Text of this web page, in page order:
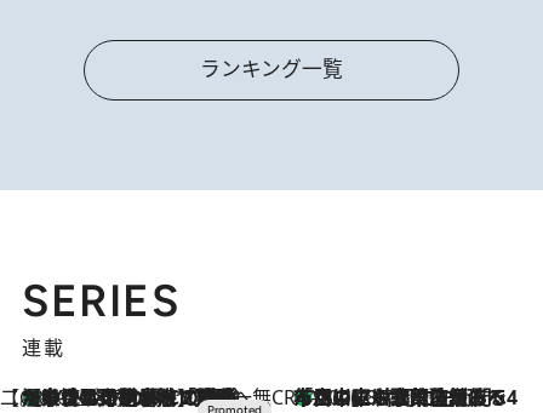
ランキング一覧
SERIES
連載
【CREA×星野リゾート】唯一無二。癒しと発見が待つ場所へ
2026.8.7
【トンボの足水浴】ヒノキの香りに包まれて涼感マックス！約13℃の湧水かけ流しを避暑地「星野温泉 トンボの湯」で体験 CREA'S CHOICE
2026.8.7
「立川にも歌舞伎があるんだよ」 片岡仁左衛門・市川中車ら豪華座組みで4年目の立川立飛歌舞伎へ